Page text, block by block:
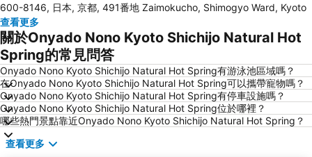
新大阪站
大阪城
道頓堀
嵐山竹林
大阪國際機場
Yodoyabashi Station
Osaka City Air Terminal
奈良車站
Karasuma Station
祇園四条車站
Nipponbashi Station
Kitahama Station
京都市役所前車站
Osaka Castle
600-8146, 日本, 京都, 491番地 Zaimokucho, Shimogyo Ward, Kyoto
查看更多
關於Onyado Nono Kyoto Shichijo Natural Hot
Spring的常見問答
Onyado Nono Kyoto Shichijo Natural Hot Spring有游泳池區域嗎？
在Onyado Nono Kyoto Shichijo Natural Hot Spring可以攜帶寵物嗎？
Onyado Nono Kyoto Shichijo Natural Hot Spring有停車設施嗎？
Onyado Nono Kyoto Shichijo Natural Hot Spring位於哪裡？
哪些熱門景點靠近Onyado Nono Kyoto Shichijo Natural Hot Spring？
查看更多